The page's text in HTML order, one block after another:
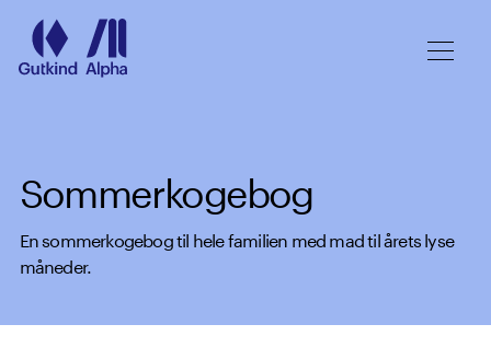
Spring til hovedindhold
Sommerkogebog
En sommerkogebog til hele familien med mad til årets lyse
måneder.